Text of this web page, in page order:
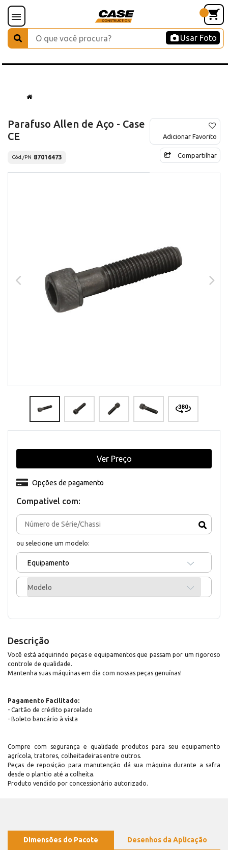
Usar Foto
Parafuso Allen de Aço - Case
CE
Cód./PN 87016473
Adicionar Favorito
Compartilhar
Compativel com:
ou selecione um modelo:
Equipamento
Modelo
Opções de pagamento
Ver Preço
Descrição
Você está adquirindo peças e equipamentos que passam por um rigoroso
controle de qualidade.
Mantenha suas máquinas em dia com nossas peças genuínas!
Pagamento Facilitado:
- Cartão de crédito parcelado
- Boleto bancário à vista
Compre com segurança e qualidade produtos para seu equipamento
agrícola, tratores, colheitadeiras entre outros.
Peças de reposição para manutenção dá sua máquina durante a safra
desde o plantio até a colheita.
Produto vendido por concessionário autorizado.
Dimensões do Pacote Desenhos da Aplicação